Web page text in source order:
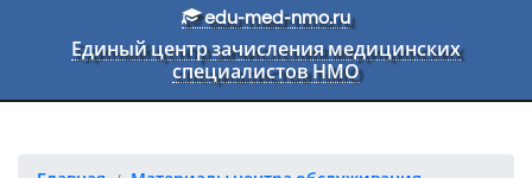
Перейти к основному текстуedu-med-nmo.ru
Единый центр зачисления медицинских
специалистов НМО